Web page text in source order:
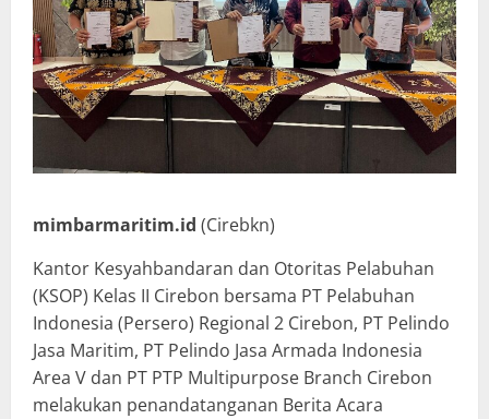
mimbarmaritim.id (Cirebkn)
Kantor Kesyahbandaran dan Otoritas Pelabuhan
(KSOP) Kelas II Cirebon bersama PT Pelabuhan
Indonesia (Persero) Regional 2 Cirebon, PT Pelindo
Jasa Maritim, PT Pelindo Jasa Armada Indonesia
Area V dan PT PTP Multipurpose Branch Cirebon
melakukan penandatanganan Berita Acara